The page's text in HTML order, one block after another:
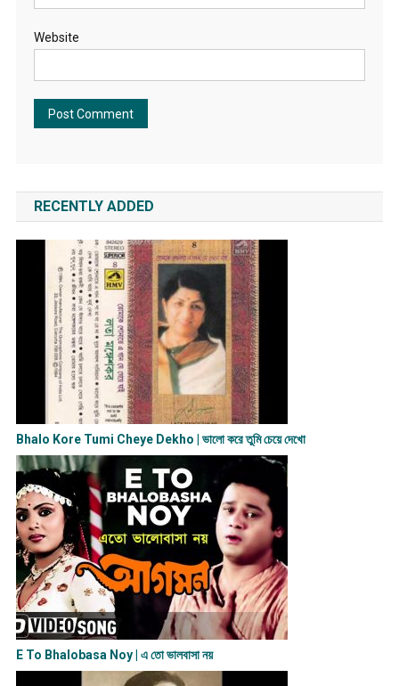
Website
RECENTLY ADDED
Bhalo Kore Tumi Cheye Dekho | ভালো করে তুমি চেয়ে দেখো
E To Bhalobasa Noy | এ তো ভালবাসা ন​য়